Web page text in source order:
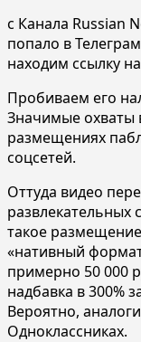
с Канала Russian
попало в
находим ссылку на
Пробиваем его
Значимые охваты
размещениях
соцсетей.
Оттуда видео
развлекательных
такое
«нативный
примерно 50 000
надбавка в 300%
Вероятно,
Одноклассниках.